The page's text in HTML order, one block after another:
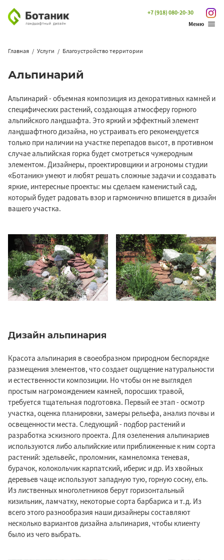
+7 (918) 080-20-30
Меню
Главная Услуги Благоустройство территории
Альпинарий
Альпинарий - объемная композиция из декоративных камней и
специфических растений, создающая атмосферу горного
альпийского ландшафта. Это яркий и эффектный элемент
ландшафтного дизайна, но устраивать его рекомендуется
только при наличии на участке перепадов высот, в противном
случае альпийская горка будет смотреться чужеродным
элементом. Дизайнеры, проектировщики и агрономы студии
Ботаник умеют и любят решать сложные задачи и создавать
яркие, интересные проекты: мы сделаем каменистый сад,
который будет радовать взор и гармонично впишется в дизайн
вашего участка.
Дизайн альпинария
Красота альпинария в своеобразном природном беспорядке
размещения элементов, что создает ощущение натуральности
и естественности композиции. Но чтобы он не выглядел
простым нагромождением камней, поросших травой,
требуется тщательная подготовка. Первый ее этап - осмотр
участка, оценка планировки, замеры рельефа, анализ почвы и
освещенности места. Следующий - подбор растений и
разработка эскизного проекта. Для озеленения альпинариев
используются либо альпийские или приближенные к ним сорта
растений: эдельвейс, проломник, камнеломка теневая,
бурачок, колокольчик карпатский, иберис и др. Из хвойных
деревьев чаще используют западную тую, горную сосну, ель.
Из лиственных многолетников берут горизонтальный
кизильник, ламчатку, некоторые сорта барбариса и т.д. Из
всего этого разнообразия наши дизайнеры составляют
несколько вариантов дизайна альпинария, чтобы клиенту
было из чего выбрать.